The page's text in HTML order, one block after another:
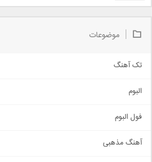
موضوعات
تک آهنگ
اجتماعی
حماسی
البوم
فول البوم
آهنگ مذهبی